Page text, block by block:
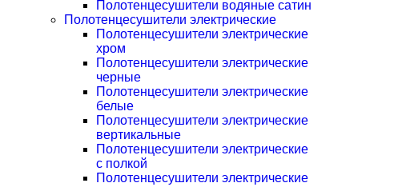
Полотенцесушители водяные сатин
Полотенцесушители электрические
Полотенцесушители электрические
хром
Полотенцесушители электрические
черные
Полотенцесушители электрические
белые
Полотенцесушители электрические
вертикальные
Полотенцесушители электрические
с полкой
Полотенцесушители электрические